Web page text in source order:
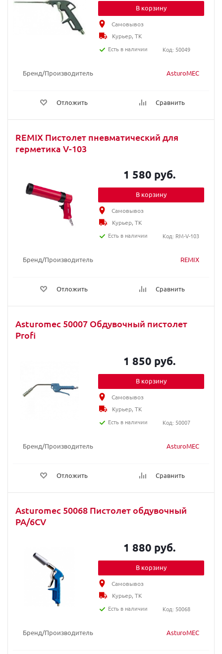
Бренд/Производитель AsturoMEC
Отложить Сравнить
В корзину
Самовывоз
Курьер, ТК
Есть в наличии
Код: 50049
REMIX Пистолет пневматический для
герметика V-103
Бренд/Производитель REMIX
Отложить Сравнить
1 580 руб.
В корзину
Самовывоз
Курьер, ТК
Есть в наличии
Код: RM-V-103
Asturomec 50007 Обдувочный пистолет
Profi
Бренд/Производитель AsturoMEC
Отложить Сравнить
1 850 руб.
В корзину
Самовывоз
Курьер, ТК
Есть в наличии
Код: 50007
Asturomec 50068 Пистолет обдувочный
PA/6CV
Бренд/Производитель AsturoMEC
1 880 руб.
В корзину
Самовывоз
Курьер, ТК
Есть в наличии
Код: 50068